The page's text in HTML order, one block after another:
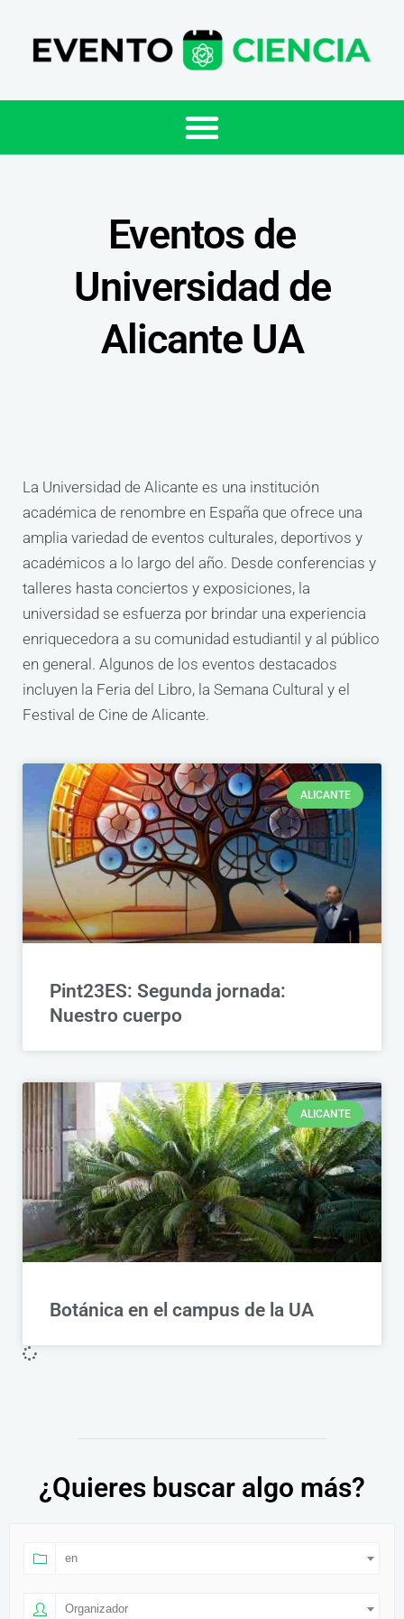
Eventos de
Universidad de
Alicante UA
La Universidad de Alicante es una institución
académica de renombre en España que ofrece una
amplia variedad de eventos culturales, deportivos y
académicos a lo largo del año. Desde conferencias y
talleres hasta conciertos y exposiciones, la
universidad se esfuerza por brindar una experiencia
enriquecedora a su comunidad estudiantil y al público
en general. Algunos de los eventos destacados
incluyen la Feria del Libro, la Semana Cultural y el
Festival de Cine de Alicante.
ALICANTE
Pint23ES: Segunda jornada:
Nuestro cuerpo
ALICANTE
Botánica en el campus de la UA
¿Quieres buscar algo más?
en
Organizador